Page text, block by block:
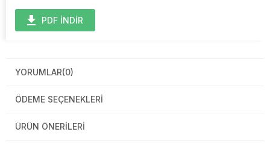
PDF İNDİR
YORUMLAR(0)
ÖDEME SEÇENEKLERI
ÜRÜN ÖNERILERI